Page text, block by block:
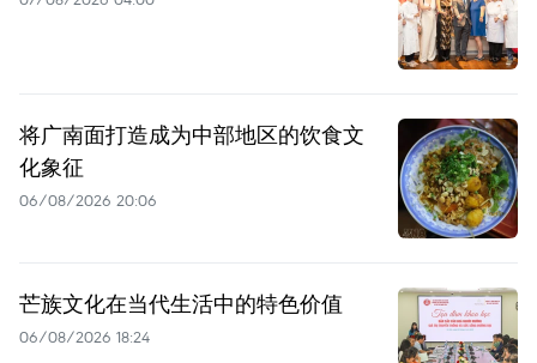
将广南面打造成为中部地区的饮食文
化象征
06/08/2026 20:06
芒族文化在当代生活中的特色价值
06/08/2026 18:24